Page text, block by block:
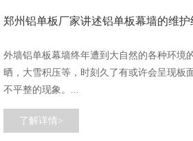
郑州铝单板厂家讲述铝单板幕墙的维护
外墙铝单板幕墙终年遭到大自然的各种环境
晒，大雪积压等，时刻久了有或许会呈现板
不平整的现象。...
了解详情>